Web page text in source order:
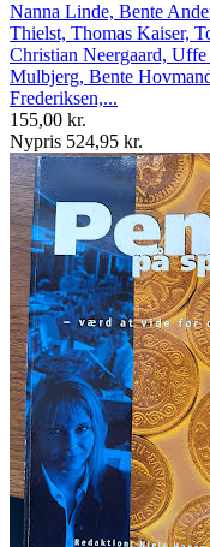
Nanna Linde, Bente
Thielst, Thomas Kaiser,
Christian Neergaard,
Mulbjerg, Bente
Frederiksen,...
155,00 kr.
Nypris 524,95 kr.